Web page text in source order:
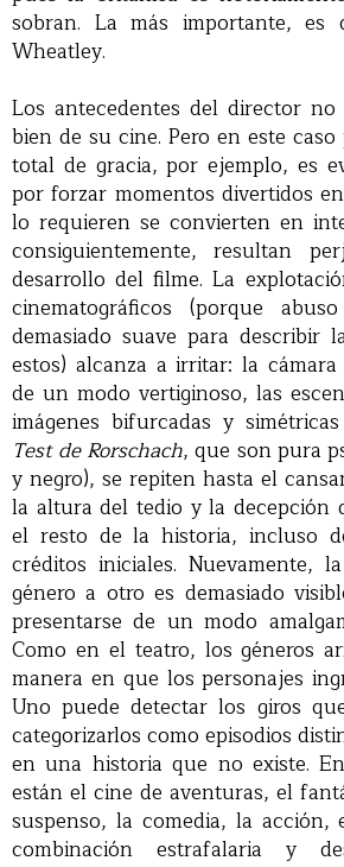
sobran. La más importante,
Wheatley.
Los antecedentes del director no
bien de su cine. Pero en este
total de gracia, por ejemplo, es
por forzar momentos divertidos
lo requieren se convierten en
consiguientemente, resultan
desarrollo del filme. La
cinematográficos (porque
demasiado suave para describir
estos) alcanza a irritar: la
de un modo vertiginoso, las
imágenes bifurcadas y
Test de Rorschach, que son pura
y negro), se repiten hasta el
la altura del tedio y la decepción
el resto de la historia, incluso
créditos iniciales. Nuevamente,
género a otro es demasiado
presentarse de un modo
Como en el teatro, los géneros
manera en que los personajes
Uno puede detectar los giros
categorizarlos como episodios
en una historia que no existe.
están el cine de aventuras, el
suspenso, la comedia, la
combinación estrafalaria y